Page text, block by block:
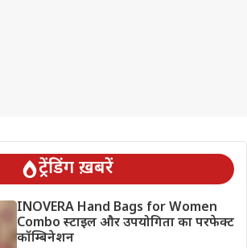
ट्रेंडिंग ख़बरें
INOVERA Hand Bags for Women
Combo स्टाइल और उपयोगिता का परफेक्ट
कॉम्बिनेशन